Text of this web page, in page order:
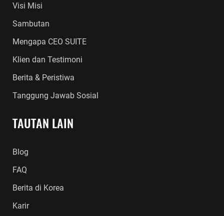
Visi Misi
Sambutan
Mengapa CEO SUITE
Klien dan Testimoni
Berita & Peristiwa
Tanggung Jawab Sosial
TAUTAN LAIN
Blog
FAQ
Berita di Korea
Karir